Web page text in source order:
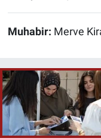
Muhabir: Merve